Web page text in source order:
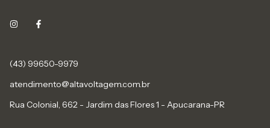
(43) 99650-9979
atendimento@altavoltagem.com.br
Rua Colonial, 662 - Jardim das Flores 1 - Apucarana-PR